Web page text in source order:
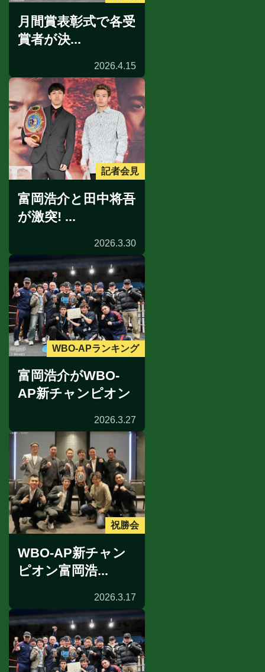
月間賞表彰式で各受
賞者が決...
2026.4.15
記者会見
富岡浩介と田中将吾
が激突! ...
2026.3.30
WBO-APランキング
富岡浩介がWBO-
AP新チャンピオン
2026.3.27
祝勝会
WBO-AP新チャン
ピオン富岡浩...
2026.3.17